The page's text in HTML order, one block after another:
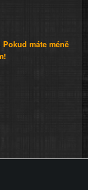
máte méně
provozovatele